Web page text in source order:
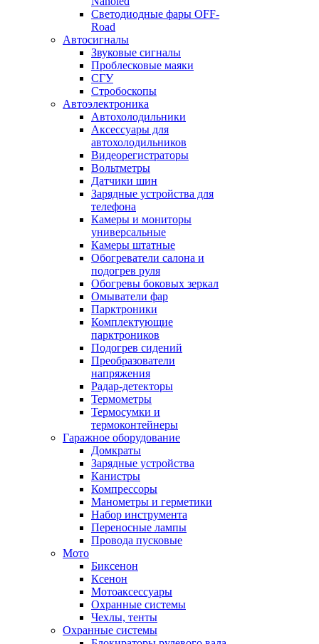
Светодиодные фары OFF-
Road
Автосигналы
Звуковые сигналы
Проблесковые маяки
СГУ
Стробоскопы
Автоэлектроника
Автохолодильники
Аксессуары для
автохолодильников
Видеорегистраторы
Вольтметры
Датчики шин
Зарядные устройства для
телефона
Камеры и мониторы
универсальные
Камеры штатные
Обогреватели салона и
подогрев руля
Обогревы боковых зеркал
Омыватели фар
Парктроники
Комплектующие
парктроников
Подогрев сидений
Преобразователи
напряжения
Радар-детекторы
Термометры
Термосумки и
термоконтейнеры
Гаражное оборудование
Домкраты
Зарядные устройства
Канистры
Компрессоры
Манометры и герметики
Набор инструмента
Переносные лампы
Провода пусковые
Мото
Биксенон
Ксенон
Мотоаксессуары
Охранные системы
Чехлы, тенты
Охранные системы